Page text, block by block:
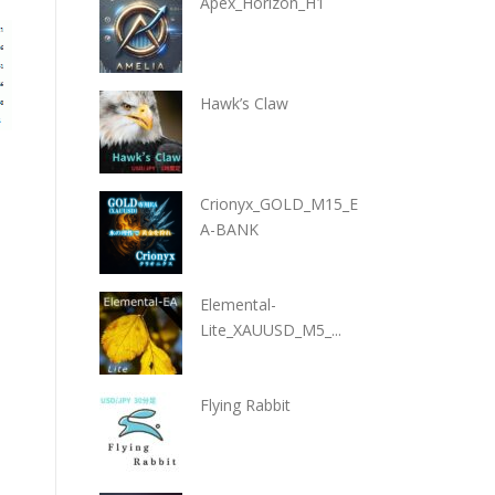
Hawk’s Claw
Crionyx_GOLD_M15_E
A-BANK
Elemental-
Lite_XAUUSD_M5_...
Flying Rabbit